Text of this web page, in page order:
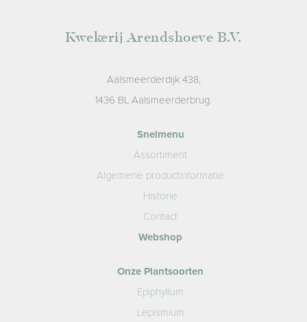
Kwekerij Arendshoeve B.V.
Aalsmeerderdijk 438,
1436 BL Aalsmeerderbrug.
Snelmenu
Assortiment
Algemene productinformatie
Historie
Contact
Webshop
Onze Plantsoorten
Epiphyllum
Lepismium